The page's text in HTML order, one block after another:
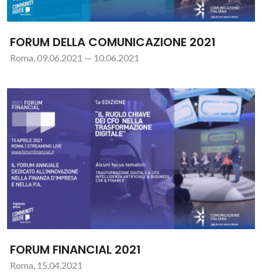
FORUM DELLA COMUNICAZIONE 2021
Roma, 09.06.2021 — 10.06.2021
FORUM FINANCIAL 2021
Roma, 15.04.2021